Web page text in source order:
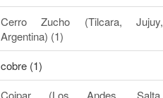
Cerro Zucho (Tilcara, Jujuy,
Argentina) (1)
cobre (1)
Coipar (Los Andes, Salta,